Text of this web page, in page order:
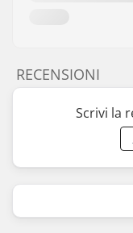
RECENSIONI
Scrivi la